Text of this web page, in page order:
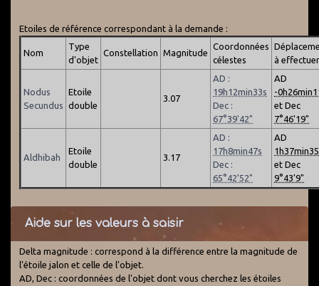
Etoiles de référence correspondant à la demande :
Nom
Type
d'objet
Constellation Magnitude
Coordonnées
célestes
à effectuer
Nodus
Secundus
Etoile
double
3.07
AD :
19h12min33s
Dec :
67°39'42"
AD
-
et Dec
7°46'19"
Aldhibah
Etoile
double
3.17
AD :
17h8min47s
Dec :
65°42'52"
AD
et Dec
9°43'9"
Aide sur les valeurs à saisir
Delta magnitude : correspond à la différence entre la magnitude de
l'étoile jalon et celle de l'objet.
AD, Dec : coordonnées de l'objet dont vous cherchez les étoiles